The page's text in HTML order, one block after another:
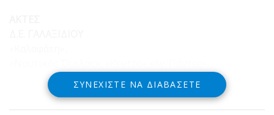
ΣΥΝΕΧΊΣΤΕ ΝΑ ΔΙΑΒΆΣΕΤΕ